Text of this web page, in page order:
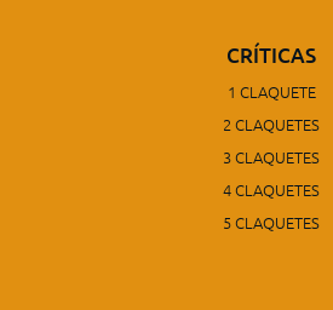
CRÍTICAS
1 CLAQUETE
2 CLAQUETES
3 CLAQUETES
4 CLAQUETES
5 CLAQUETES